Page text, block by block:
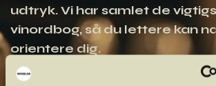
udtryk. Vi har samlet de
vinordbog, så du lettere kan
orientere dig.